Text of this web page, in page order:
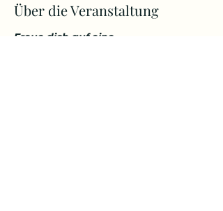
Über die Veranstaltung
Freue dich auf eine